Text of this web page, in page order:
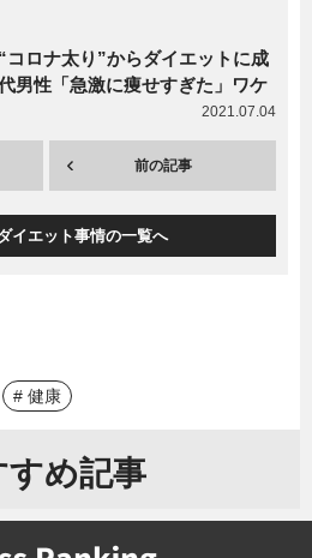
コロナ太り”からダイエットに成
男性「急激に痩せすぎた」ワケ
2021.07.04
前の記事
イエット事情の一覧へ
# 健康
すめ記事